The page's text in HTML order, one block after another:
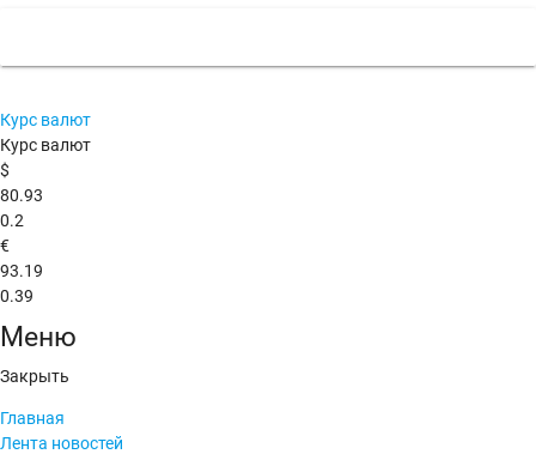
Курс валют
Курс валют
$
80.93
0.2
€
93.19
0.39
Меню
Закрыть
Главная
Лента новостей